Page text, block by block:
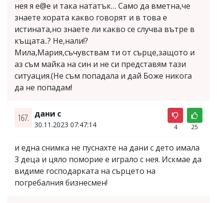
нея я е@е и така нататък… Само да вметна,че
знаете хората какво говорят и в това е
истината,но знаете ли какво се случва вътре в
къщата..? Не,нали!?
Мила,Мария,съчувствам ти от сърце,защото и
аз съм майка на син и не си представям тази
ситуация.(Не съм попадала и дай Боже никога
да не попадам!
167. дани с
30.11.2023 07:47:14 4 25
и една снимка не пуснахте на дани с дето имала
3 деца и цяло поморие е играло с нея. Искмае да
видиме господарката на сърцето на
погребалния бизнесмен!